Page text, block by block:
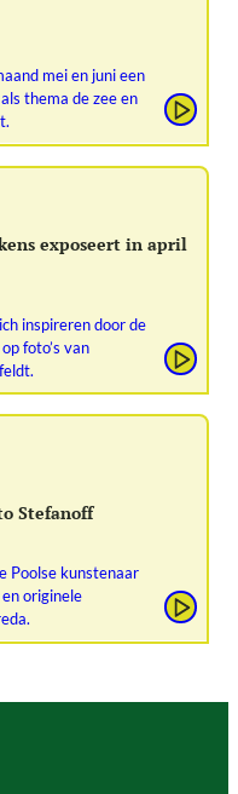
mei en juni een
thema de zee en
exposeert in april
inspireren door de
foto’s van
Stefanoff
Poolse kunstenaar
originele